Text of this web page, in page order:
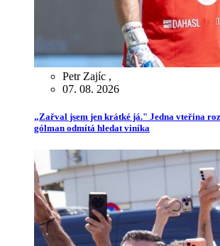
Petr Zajíc ,
07. 08. 2026
„Zařval jsem jen krátké já." Jedna vteřina
gólman odmítá hledat viníka